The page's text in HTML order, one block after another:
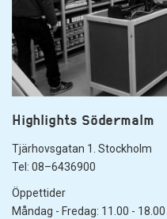
Highlights Södermalm
Tjärhovsgatan 1. Stockholm
Tel: 08–6436900
Öppettider
Måndag - Fredag: 11.00 - 18.00